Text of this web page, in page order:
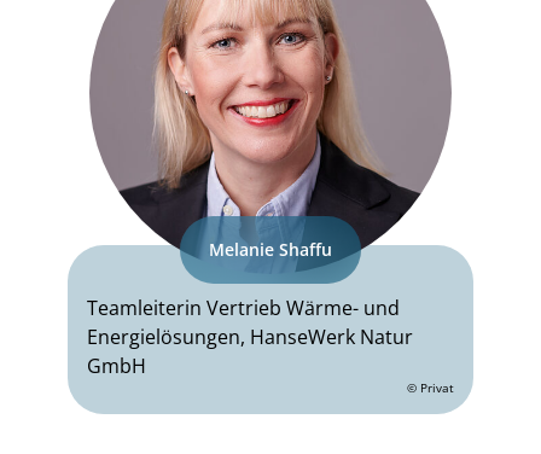
Melanie Shaffu
Teamleiterin Vertrieb Wärme- und
Energielösungen, HanseWerk Natur
GmbH
© Privat